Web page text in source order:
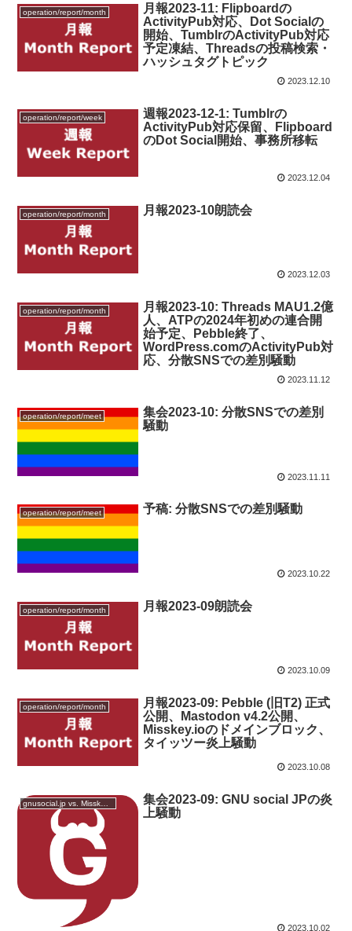
operation/report/month
月報2023-11: Flipboardの
ActivityPub対応、Dot Socialの
開始、TumblrのActivityPub対応
予定凍結、Threadsの投稿検索・
ハッシュタグトピック
2023.12.10
operation/report/week
週報2023-12-1: Tumblrの
ActivityPub対応保留、Flipboard
のDot Social開始、事務所移転
2023.12.04
operation/report/month 月報2023-10朗読会
2023.12.03
operation/report/month
月報2023-10: Threads MAU1.2億
人、ATPの2024年初めの連合開
始予定、Pebble終了、
WordPress.comのActivityPub対
応、分散SNSでの差別騒動
2023.11.12
operation/report/meet
集会2023-10: 分散SNSでの差別
騒動
2023.11.11
operation/report/meet 予稿: 分散SNSでの差別騒動
2023.10.22
operation/report/month 月報2023-09朗読会
2023.10.09
operation/report/month
月報2023-09: Pebble (旧T2) 正式
公開、Mastodon v4.2公開、
Misskey.ioのドメインブロック、
タイッツー炎上騒動
2023.10.08
集会2023-09: GNU social JPの炎
上騒動
2023.10.02